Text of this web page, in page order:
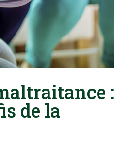
:
de la